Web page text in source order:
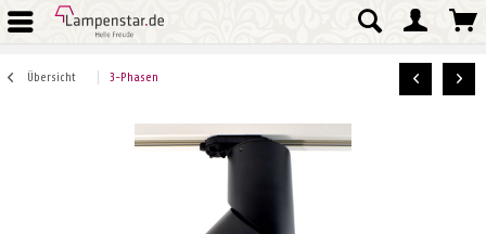
Übersicht 3-Phasen